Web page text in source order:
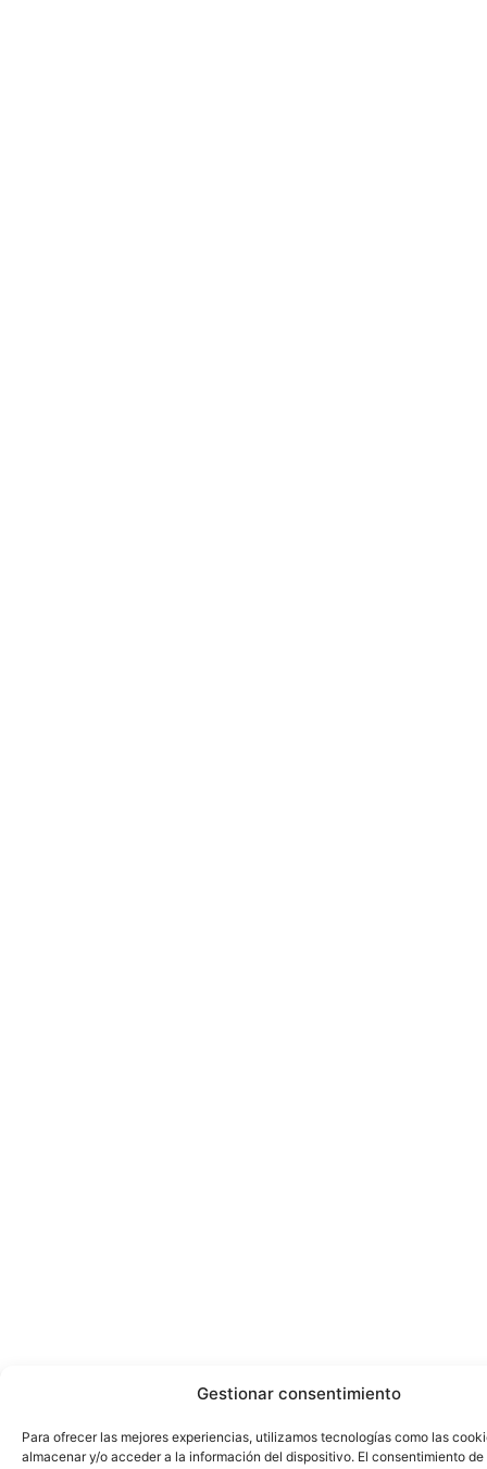
Gestionar consentimiento
Para ofrecer las mejores experiencias, utilizamos tecnologías como las
almacenar y/o acceder a la información del dispositivo. El consentimiento de